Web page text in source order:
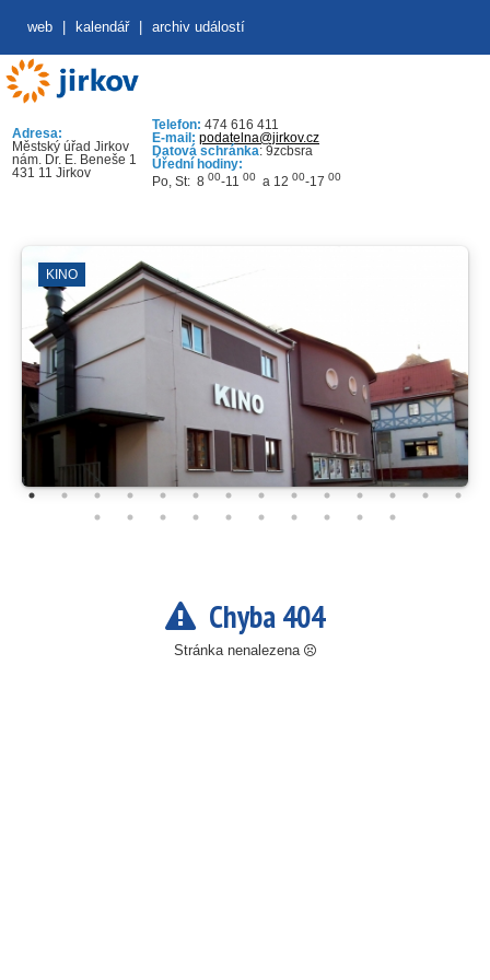
web kalendář archiv událostí
Adresa:
Městský úřad Jirkov
nám. Dr. E. Beneše 1
431 11 Jirkov
Telefon: 474 616 411
E-mail: podatelna@jirkov.cz
Datová schránka: 9zcbsra
Úřední hodiny:
Po, St: 8 00-11 00 a 12 00-17 00
KINO
Chyba 404
Stránka nenalezena